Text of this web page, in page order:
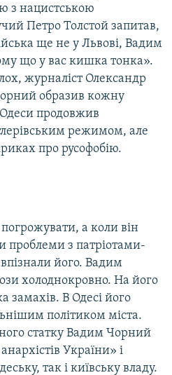
з нацистською
Петро Толстой запитав,
ще не у Львові, Вадим
що у вас кишка тонка».
журналіст Олександр
образив кожну
Одеси продовжив
режимом, але
про русофобію.
а коли він
проблеми з патріотами-
його. Вадим
холоднокровно. На його
замахів. В Одесі його
політиком міста.
статку Вадим Чорний
України» і
так і київську владу.